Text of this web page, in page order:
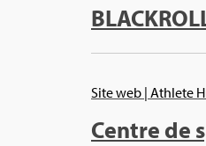
Site web | Ath­lete
Centre de